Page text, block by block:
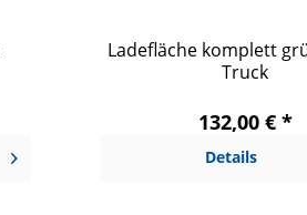
Ladefläche komplett
Truck
132,00 € *
Details